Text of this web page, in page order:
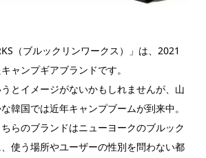
（ブルックリンワークス）」は、2021
ャンプギアブランドです。
とイメージがないかもしれませんが、山
韓国では近年キャンプブームが到来中。
らのブランドはニューヨークのブルック
使う場所やユーザーの性別を問わない都